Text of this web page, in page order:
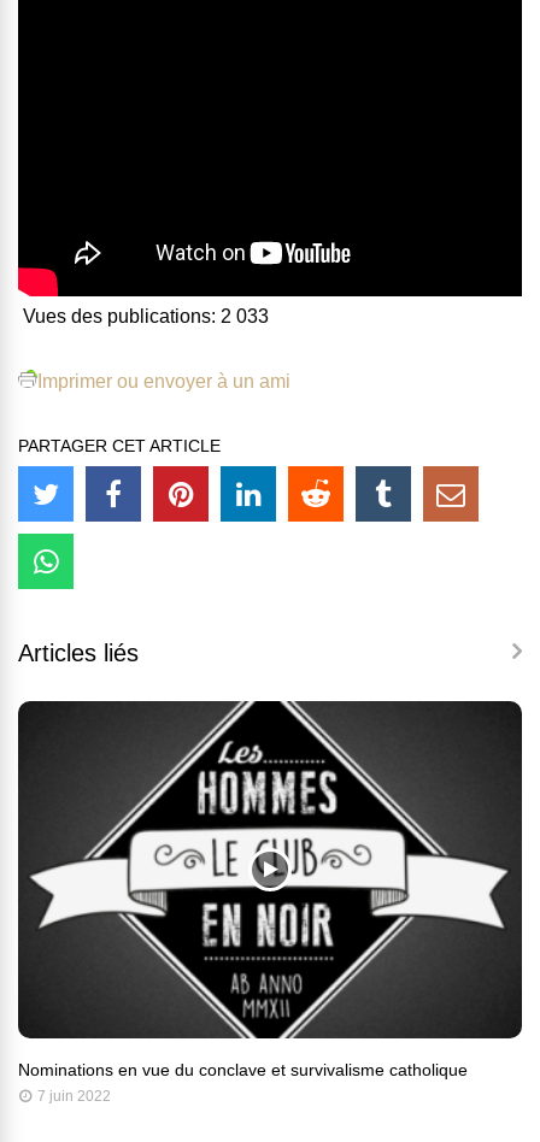
Vues des publications: 2 033
Imprimer ou envoyer à un ami
PARTAGER CET ARTICLE
Articles liés
Nominations en vue du conclave et survivalisme catholique
7 juin 2022